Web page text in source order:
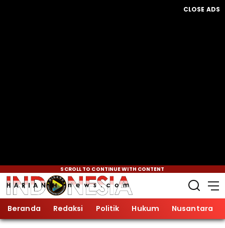
CLOSE ADS
SCROLL TO CONTINUE WITH CONTENT
Beranda Redaksi Politik Hukum Nusantara